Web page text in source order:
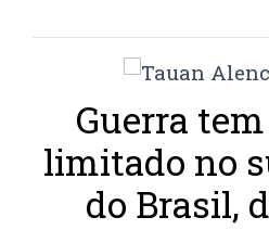
Guerra
limitado no
do Brasil,